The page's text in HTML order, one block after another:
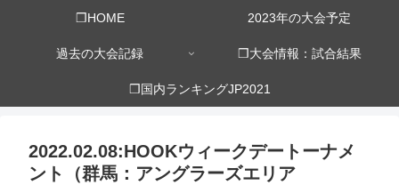
❒HOME 2023年の大会予定
過去の大会記録 ❒大会情報：試合結果
❒国内ランキングJP2021
2022.02.08:HOOKウィークデートーナメ
ント（群馬：アングラーズエリア